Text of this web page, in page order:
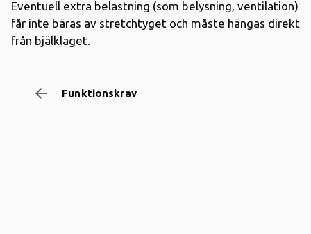
Funktionskrav
arrow_backward
Eventuell extra belastning (som belysning, ventilation)
får inte bäras av stretchtyget och måste hängas direkt
från bjälklaget.